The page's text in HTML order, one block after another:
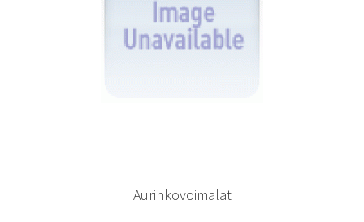
Aurinkovoimalat